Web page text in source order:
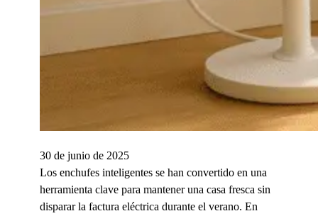
30 de junio de 2025
Los enchufes inteligentes se han convertido en una
herramienta clave para mantener una casa fresca sin
disparar la factura eléctrica durante el verano. En